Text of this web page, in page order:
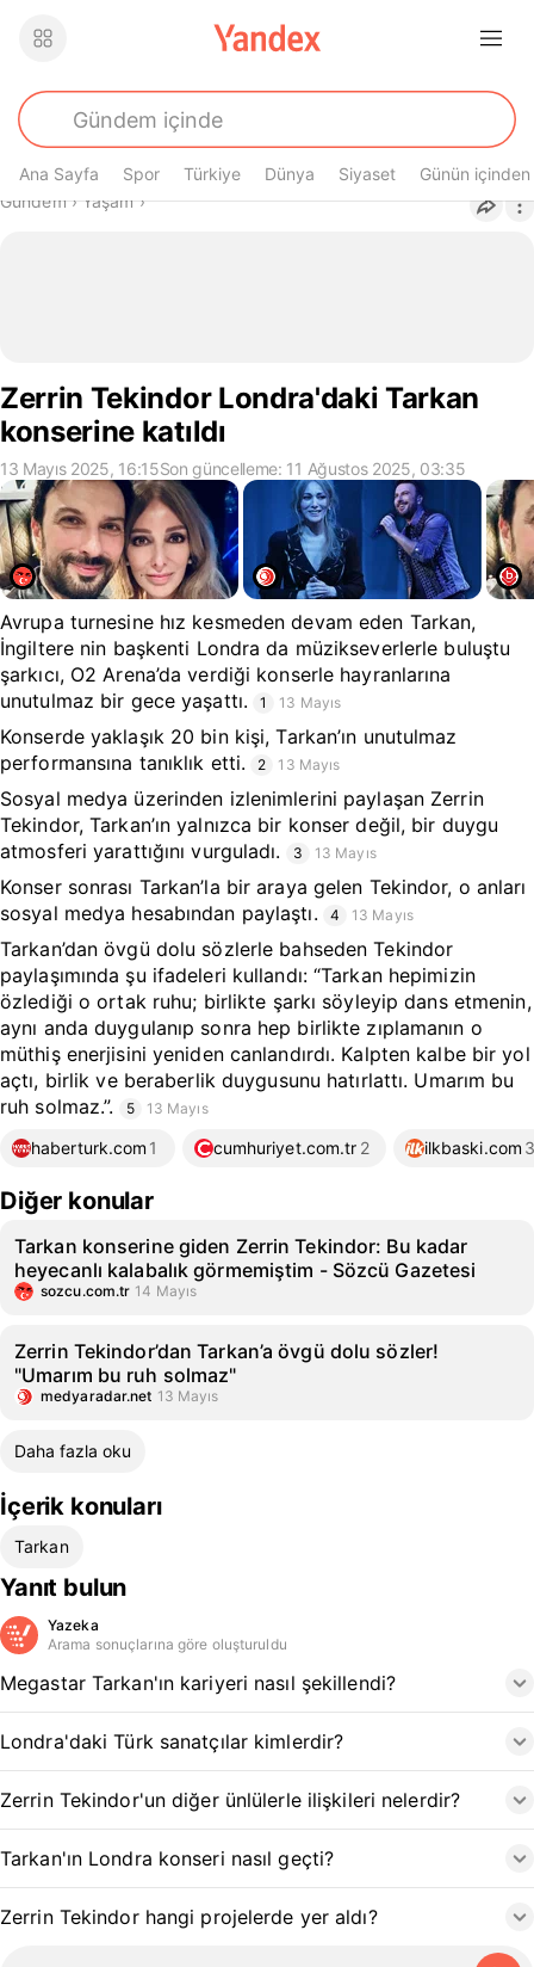
Ana Sayfa Spor Türkiye Dünya Siyaset Günün içinden
Buradasın
Gündem› Yaşam›
Zerrin Tekindor Londra'daki Tarkan
konserine katıldı
13 Mayıs 2025, 16:15Son güncelleme: 11 Ağustos 2025, 03:35
Avrupa turnesine hız kesmeden devam eden Tarkan,
İngiltere nin başkenti Londra da müzikseverlerle buluştu
şarkıcı, O2 Arena’da verdiği konserle hayranlarına
unutulmaz bir gece yaşattı.
1 13 Mayıs
Konserde yaklaşık 20 bin kişi, Tarkan’ın unutulmaz
performansına tanıklık etti.
2 13 Mayıs
Sosyal medya üzerinden izlenimlerini paylaşan Zerrin
Tekindor, Tarkan’ın yalnızca bir konser değil, bir duygu
atmosferi yarattığını vurguladı.
3 13 Mayıs
Konser sonrası Tarkan’la bir araya gelen Tekindor, o anları
sosyal medya hesabından paylaştı.
4 13 Mayıs
Tarkan’dan övgü dolu sözlerle bahseden Tekindor
paylaşımında şu ifadeleri kullandı: “Tarkan hepimizin
özlediği o ortak ruhu; birlikte şarkı söyleyip dans etmenin,
aynı anda duygulanıp sonra hep birlikte zıplamanın o
müthiş enerjisini yeniden canlandırdı. Kalpten kalbe bir yol
açtı, birlik ve beraberlik duygusunu hatırlattı. Umarım bu
ruh solmaz.”.
5 13 Mayıs
haberturk.com 1 cumhuriyet.com.tr 2 ilkbaski.com
Diğer konular
Tarkan konserine giden Zerrin Tekindor: Bu kadar
heyecanlı kalabalık görmemiştim - Sözcü Gazetesi
sozcu.com.tr 14 Mayıs
Zerrin Tekindor’dan Tarkan’a övgü dolu sözler!
"Umarım bu ruh solmaz"
medyaradar.net 13 Mayıs
Daha fazla oku
İçerik konuları
Tarkan
Yanıt bulun
Yazeka
Arama sonuçlarına göre oluşturuldu
Megastar Tarkan'ın kariyeri nasıl şekillendi?
Londra'daki Türk sanatçılar kimlerdir?
Zerrin Tekindor'un diğer ünlülerle ilişkileri nelerdir?
Tarkan'ın Londra konseri nasıl geçti?
Zerrin Tekindor hangi projelerde yer aldı?